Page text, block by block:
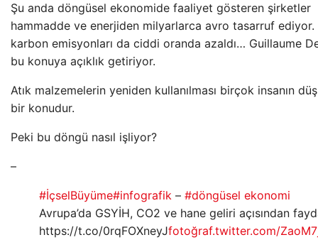
Şu anda döngüsel ekonomide faaliyet gösteren şirketler
hammadde ve enerjiden milyarlarca avro tasarruf
karbon emisyonları da ciddi oranda azaldı… Guillaume
bu konuya açıklık getiriyor.
Atık malzemelerin yeniden kullanılması birçok insanın
bir konudur.
Peki bu döngü nasıl işliyor?
–
#İçselBüyüme#infografik – #döngüsel ekonomi
Avrupa’da GSYİH, CO2 ve hane geliri açısından
https://t.co/0rqFOXneyJfotoğraf.twitter.com/